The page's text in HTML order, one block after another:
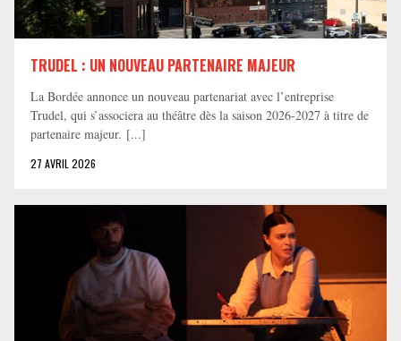
TRUDEL : UN NOUVEAU PARTENAIRE MAJEUR
La Bordée annonce un nouveau partenariat avec l’entreprise
Trudel, qui s’associera au théâtre dès la saison 2026-2027 à titre de
partenaire majeur. [...]
27 AVRIL 2026